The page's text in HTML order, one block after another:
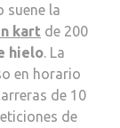
suene la
kart de 200
hielo. La
en horario
de 10
de